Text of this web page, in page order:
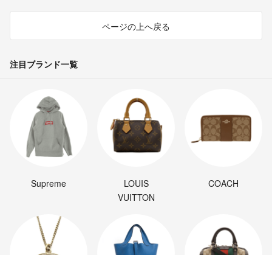
ページの上へ戻る
注目ブランド一覧
Supreme
LOUIS
VUITTON
COACH